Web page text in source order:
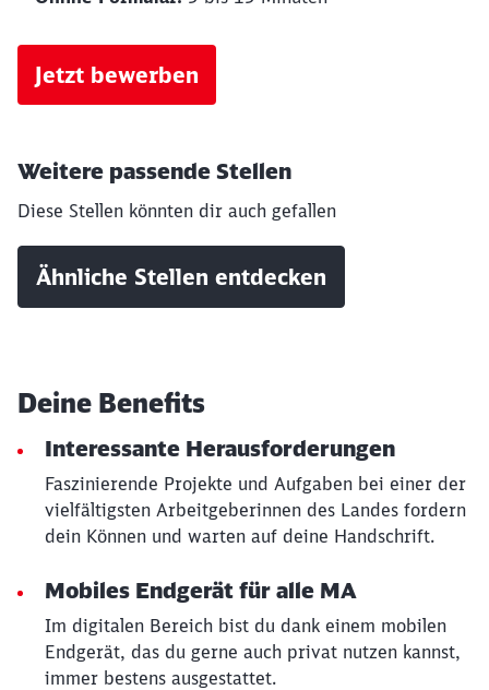
Jetzt bewerben
Weitere passende Stellen
Diese Stellen könnten dir auch gefallen
Ähnliche Stellen entdecken
Deine Benefits
Interessante Herausforderungen
Faszinierende Projekte und Aufgaben bei einer der
vielfältigsten Arbeitgeberinnen des Landes fordern
dein Können und warten auf deine Handschrift.
Mobiles Endgerät für alle MA
Im digitalen Bereich bist du dank einem mobilen
Endgerät, das du gerne auch privat nutzen kannst,
immer bestens ausgestattet.